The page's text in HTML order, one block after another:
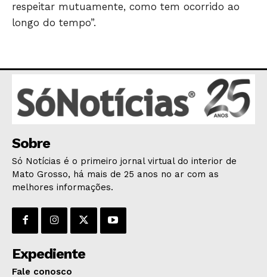
respeitar mutuamente, como tem ocorrido ao
longo do tempo”.
Sobre
Só Notícias é o primeiro jornal virtual do interior de
Mato Grosso, há mais de 25 anos no ar com as
melhores informações.
Expediente
Fale conosco